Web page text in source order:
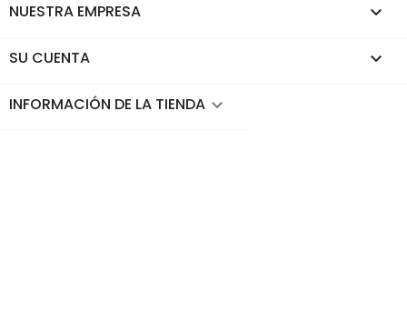
NUESTRA EMPRESA 
SU CUENTA 
INFORMACIÓN DE LA TIENDA keyboard_arrow_down